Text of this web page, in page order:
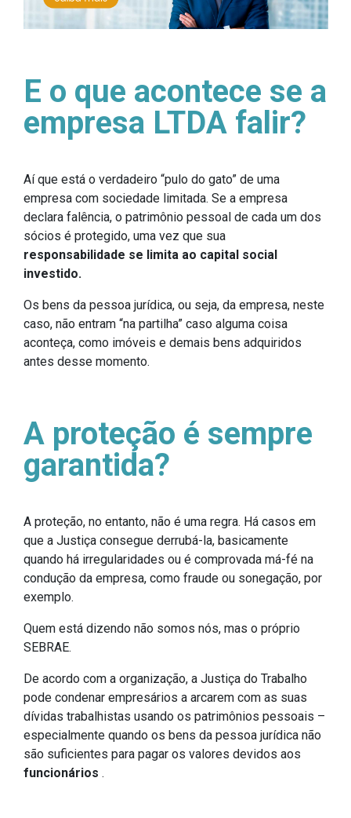
E o que acontece se a
empresa LTDA falir?
Aí que está o verdadeiro “pulo do gato” de uma
empresa com sociedade limitada. Se a empresa
declara falência, o patrimônio pessoal de cada um dos
sócios é protegido, uma vez que sua
responsabilidade se limita ao capital social
investido.
Os bens da pessoa jurídica, ou seja, da empresa, neste
caso, não entram “na partilha” caso alguma coisa
aconteça, como imóveis e demais bens adquiridos
antes desse momento.
A proteção é sempre
garantida?
A proteção, no entanto, não é uma regra. Há casos em
que a Justiça consegue derrubá-la, basicamente
quando há irregularidades ou é comprovada má-fé na
condução da empresa, como fraude ou sonegação, por
exemplo.
Quem está dizendo não somos nós, mas o próprio
SEBRAE.
De acordo com a organização, a Justiça do Trabalho
pode condenar empresários a arcarem com as suas
dívidas trabalhistas usando os patrimônios pessoais –
especialmente quando os bens da pessoa jurídica não
são suficientes para pagar os valores devidos aos
funcionários .